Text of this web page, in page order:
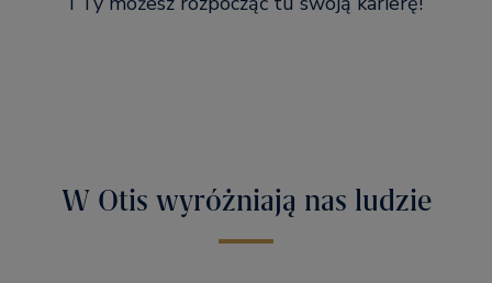
W Otis wyróżniają nas ludzie